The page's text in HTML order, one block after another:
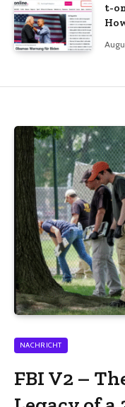
t-
NACHRICHT
FBI V2 –